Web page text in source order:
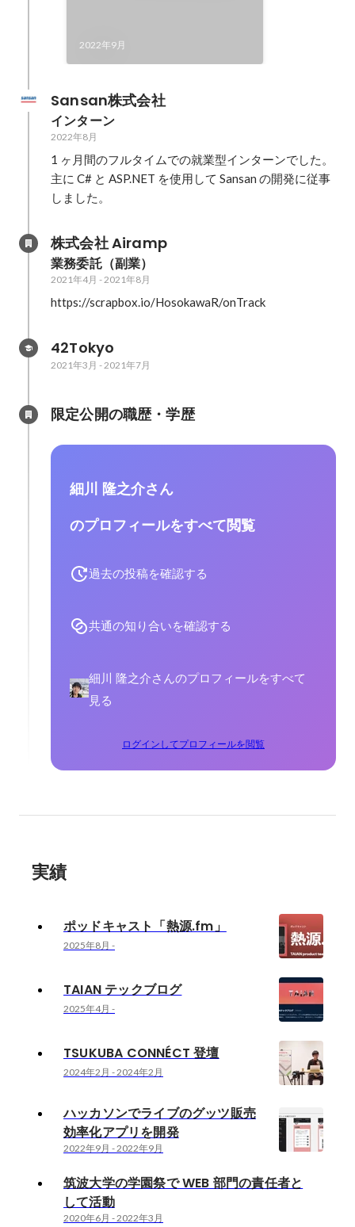
2022年9月
Sansan株式会社
インターン
2022年8月
1 ヶ月間のフルタイムでの就業型インターンでした。
主に C# と ASP.NET を使用して Sansan の開発に従事
しました。
株式会社 Airamp
業務委託（副業）
2021年4月 -2021年8月
https://scrapbox.io/HosokawaR/onTrack
42Tokyo
2021年3月 -2021年7月
限定公開の職歴・学歴
細川 隆之介さん
のプロフィールをすべて閲覧
過去の投稿を確認する
共通の知り合いを確認する
細川 隆之介さんのプロフィールをすべて
見る
ログインしてプロフィールを閲覧
実績
ポッドキャスト「熱源.fm」
2025年8月 -
TAIAN テックブログ
2025年4月 -
TSUKUBA CONNÉCT 登壇
2024年2月 -2024年2月
ハッカソンでライブのグッツ販売
効率化アプリを開発
2022年9月 -2022年9月
筑波大学の学園祭で WEB 部門の責任者と
して活動
2020年6月 -2022年3月